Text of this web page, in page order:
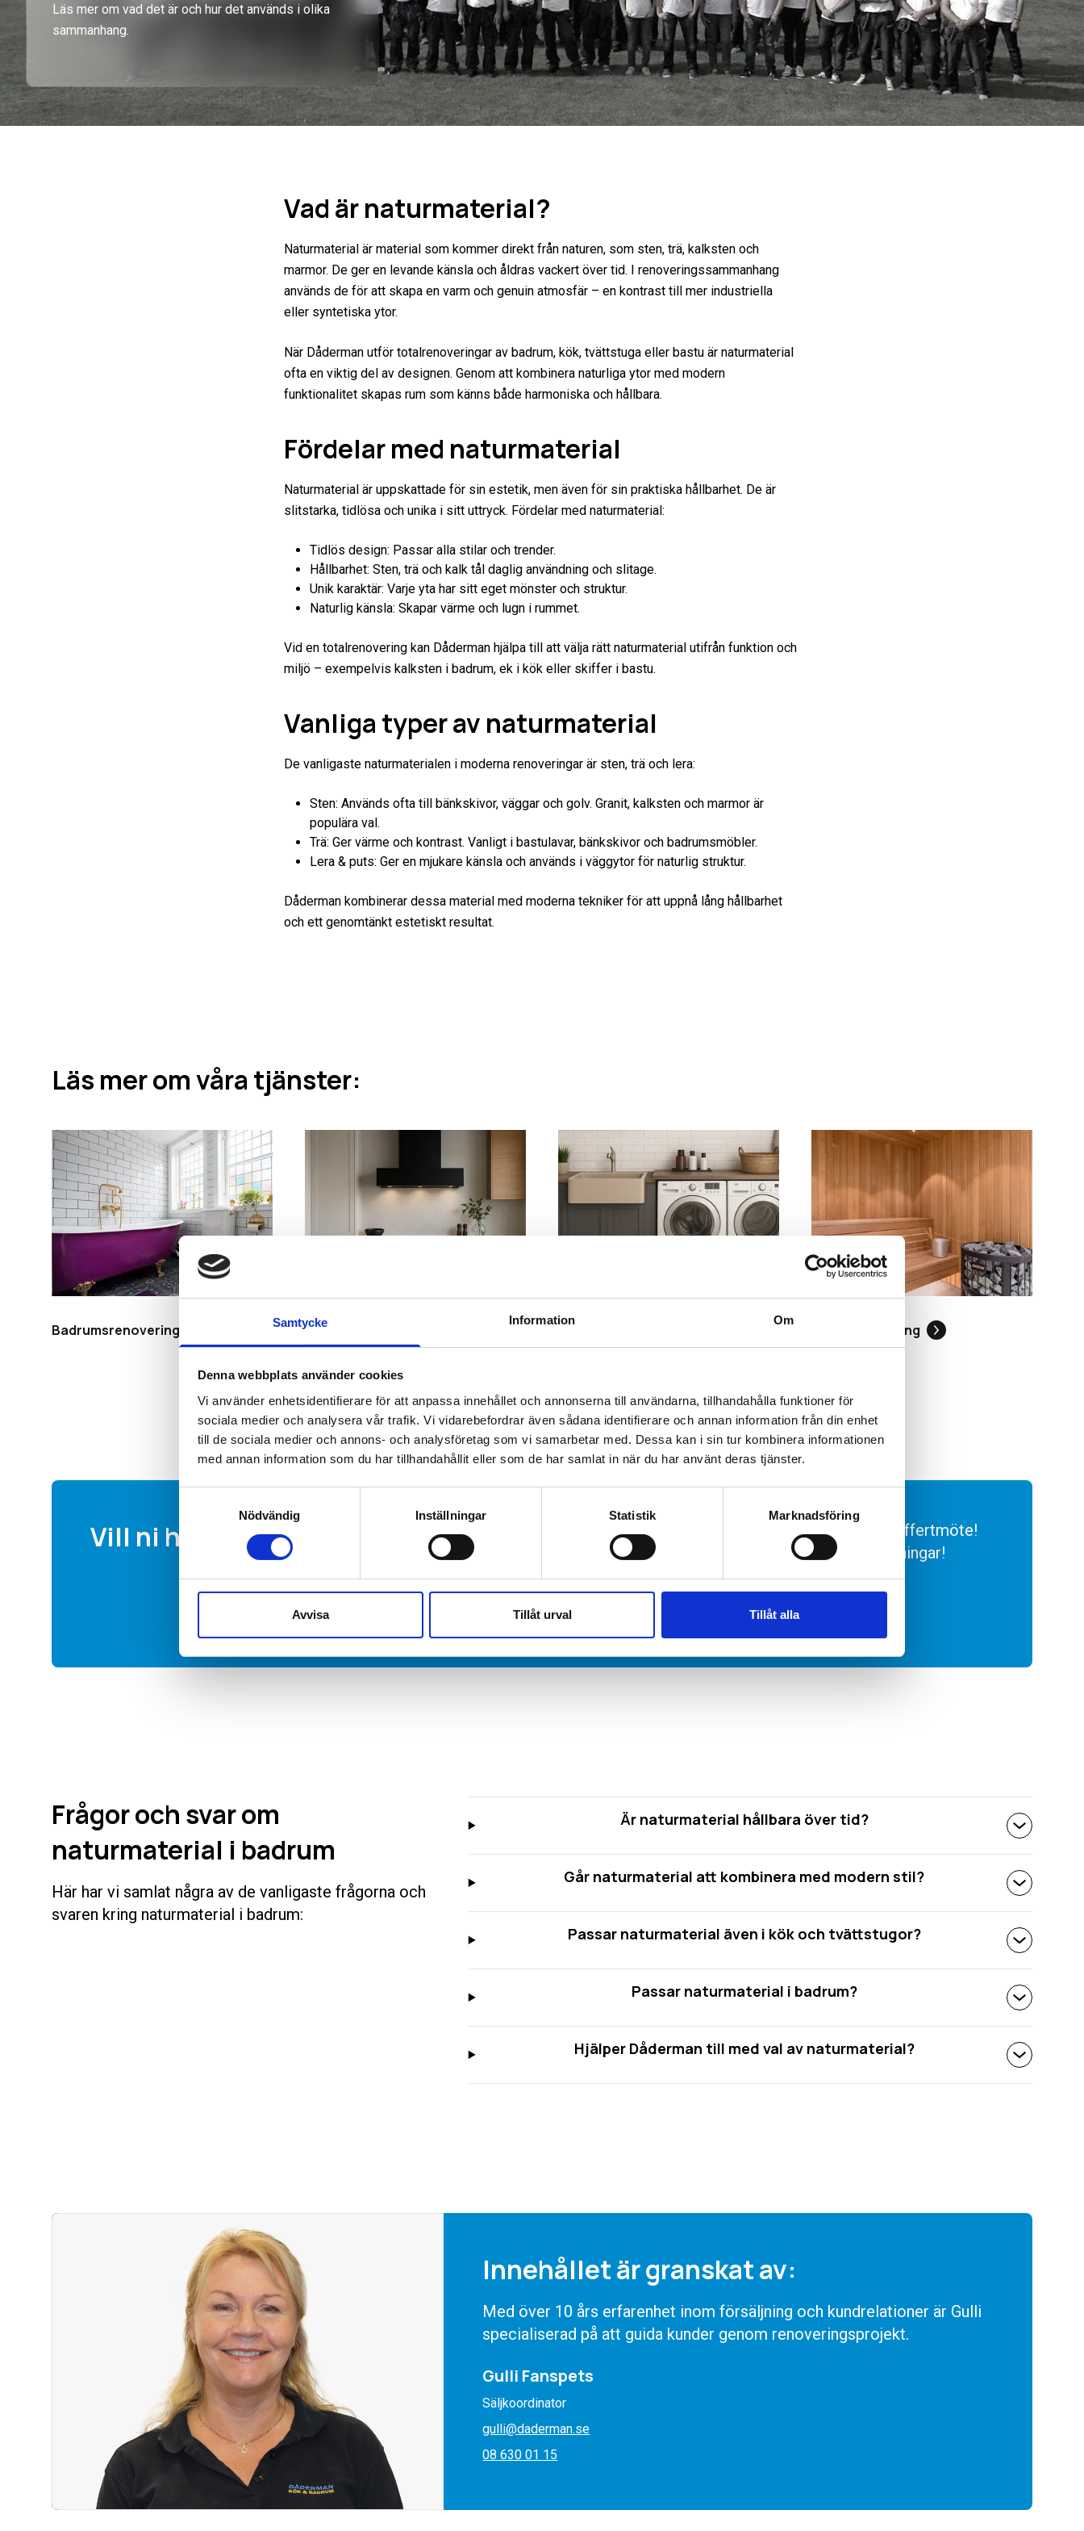
Samtycke Information Om
Denna webbplats använder cookies
Vi använder enhetsidentifierare för att anpassa innehållet och annonserna till användarna, tillhandahålla funktioner för
sociala medier och analysera vår trafik. Vi vidarebefordrar även sådana identifierare och annan information från din enhet
till de sociala medier och annons- och analysföretag som vi samarbetar med. Dessa kan i sin tur kombinera informationen
med annan information som du har tillhandahållit eller som de har samlat in när du har använt deras tjänster.
Nödvändig
Inställningar Statistik Marknadsföring
Avvisa Tillåt urval Tillåt alla
Läs mer om vad det är och hur det används i olika
sammanhang.
Vad är naturmaterial?
Naturmaterial är material som kommer direkt från naturen, som sten, trä, kalksten och
marmor. De ger en levande känsla och åldras vackert över tid. I renoveringssammanhang
används de för att skapa en varm och genuin atmosfär – en kontrast till mer industriella
eller syntetiska ytor.
När Dåderman utför totalrenoveringar av badrum, kök, tvättstuga eller bastu är naturmaterial
ofta en viktig del av designen. Genom att kombinera naturliga ytor med modern
funktionalitet skapas rum som känns både harmoniska och hållbara.
Fördelar med naturmaterial
Naturmaterial är uppskattade för sin estetik, men även för sin praktiska hållbarhet. De är
slitstarka, tidlösa och unika i sitt uttryck. Fördelar med naturmaterial:
Tidlös design: Passar alla stilar och trender.
Hållbarhet: Sten, trä och kalk tål daglig användning och slitage.
Unik karaktär: Varje yta har sitt eget mönster och struktur.
Naturlig känsla: Skapar värme och lugn i rummet.
Vid en totalrenovering kan Dåderman hjälpa till att välja rätt naturmaterial utifrån funktion och
miljö – exempelvis kalksten i badrum, ek i kök eller skiffer i bastu.
Vanliga typer av naturmaterial
De vanligaste naturmaterialen i moderna renoveringar är sten, trä och lera:
Sten: Används ofta till bänkskivor, väggar och golv. Granit, kalksten och marmor är
populära val.
Trä: Ger värme och kontrast. Vanligt i bastulavar, bänkskivor och badrumsmöbler.
Lera & puts: Ger en mjukare känsla och används i väggytor för naturlig struktur.
Dåderman kombinerar dessa material med moderna tekniker för att uppnå lång hållbarhet
och ett genomtänkt estetiskt resultat.
Läs mer om våra tjänster:
Badrumsrenovering Köksrenovering Tvättstugerenovering Basturenovering
Vill ni ha en offert av oss?
Tveka inte att kontakta oss för ett kostnadsfritt offertmöte!
Vi lämnar alltid fast pris, så det blir inga överraskningar!
Frågor och svar om
naturmaterial i badrum
Här har vi samlat några av de vanligaste frågorna och
svaren kring naturmaterial i badrum:
Är naturmaterial hållbara över tid?
Går naturmaterial att kombinera med modern stil?
Passar naturmaterial även i kök och tvättstugor?
Passar naturmaterial i badrum?
Hjälper Dåderman till med val av naturmaterial?
Innehållet är granskat av:
Med över 10 års erfarenhet inom försäljning och kundrelationer är Gulli
specialiserad på att guida kunder genom renoveringsprojekt.
Gulli Fanspets
Säljkoordinator
gulli@daderman.se
08 630 01 15